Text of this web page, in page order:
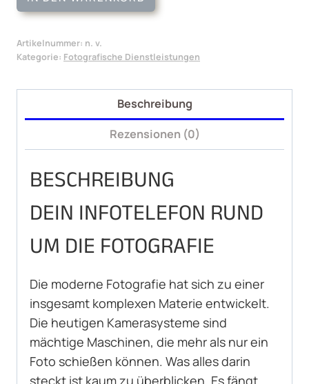
rund
die
Menge
Artikelnummer: n. v.
Kategorie: Fotografische Dienstleistungen
Beschreibung
Rezensionen (0)
BESCHREIBUNG
DEIN INFOTELEFON RUND
UM DIE FOTOGRAFIE
Die moderne Fotografie hat sich zu einer
insgesamt komplexen Materie entwickelt.
Die heutigen Kamerasysteme sind
mächtige Maschinen, die mehr als nur ein
Foto schießen können. Was alles darin
steckt ist kaum zu überblicken. Es fängt